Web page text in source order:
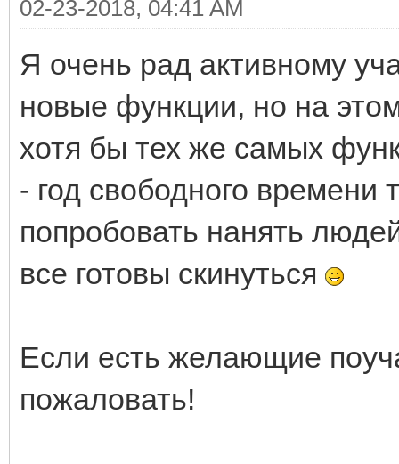
02-23-2018, 04:41 AM
Я очень рад активному
новые функции, но на
хотя бы тех же самых
- год свободного
попробовать нанять
все готовы скинуться
Если есть желающие
пожаловать!